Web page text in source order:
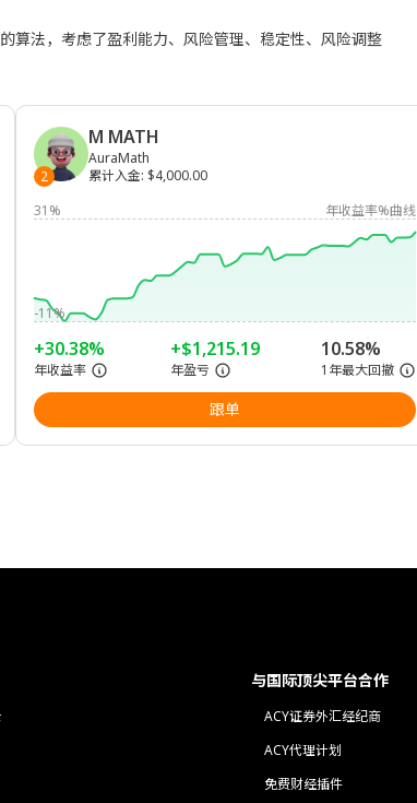
算法，考虑了盈利能力、风险管理、稳定性、风险调整
2
M MATH
AuraMath
累计入金: $4,000.00
31%
年收益率%曲线
-11%
+30.38%
年收益率
+$1,215.19
年盈亏
10.58%
1年最大回撤
跟单
与国际顶尖平台合作
ACY证券外汇经纪商
ACY代理计划
免费财经插件